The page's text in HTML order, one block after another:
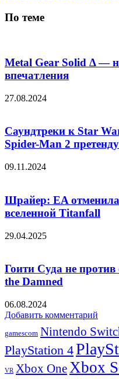
По теме
Metal Gear Solid Δ —
впечатления
27.08.2024
Саундтреки к Star
Spider-Man 2
09.11.2024
Шрайер: EA
вселенной Titanfall
29.04.2025
Гоити Суда не
the Damned
06.08.2024
Добавить комментарий
gamescom Nintendo
PlayStation 4
VR Xbox OneXbox